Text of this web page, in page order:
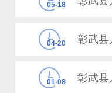
05-18
04-20
01-08